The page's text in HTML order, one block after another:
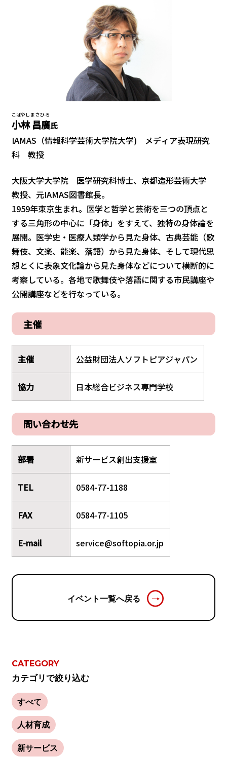
CATEGORY
カテゴリで絞り込む
すべて
人材育成
新サービス
小林
こばやし
昌廣
まさひろ
氏
IAMAS（情報科学芸術大学院大学) メディア表現研究
科 教授
大阪大学大学院 医学研究科博士、京都造形芸術大学
教授、元IAMAS図書館長。
1959年東京生まれ。医学と哲学と芸術を三つの頂点と
する三角形の中心に「身体」をすえて、独特の身体論を
展開。医学史・医療人類学から見た身体、古典芸能（歌
舞伎、文楽、能楽、落語）から見た身体、そして現代思
想とくに表象文化論から見た身体などについて横断的に
考察している。各地で歌舞伎や落語に関する市民講座や
公開講座などを行なっている。
主催
主催 公益財団法人ソフトピアジャパン
協力 日本総合ビジネス専門学校
問い合わせ先
部署 新サービス創出支援室
TEL 0584-77-1188
FAX 0584-77-1105
E-mail service@softopia.or.jp
イベント一覧へ戻る